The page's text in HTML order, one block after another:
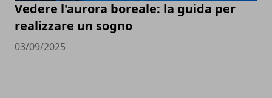
Vedere l'aurora boreale: la guida per
realizzare un sogno
03/09/2025